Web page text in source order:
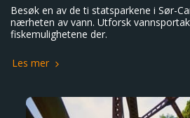
Besøk en av de ti statsparkene i Sør-
nærheten av vann. Utforsk
fiskemulighetene der.
Les mer